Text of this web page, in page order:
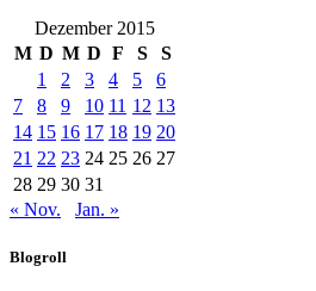
Dezember 2015
M D M D F S
S
1
2 3 4 5
6
7
8 9 10 11 12 13
14 15 16 17 18 19 20
21 22 23 24 25 26 27
28 29 30 31
« Nov.
Jan. »
Blogroll